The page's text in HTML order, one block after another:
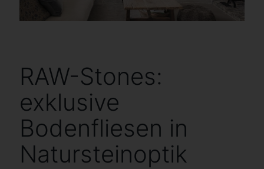
RAW-Stones:
exklusive
Bodenfliesen in
Natursteinoptik